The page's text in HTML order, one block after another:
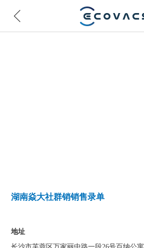
湖南焱大社群销销售录单
地址
长沙市芙蓉区万家丽中路一段26号百纳公寓